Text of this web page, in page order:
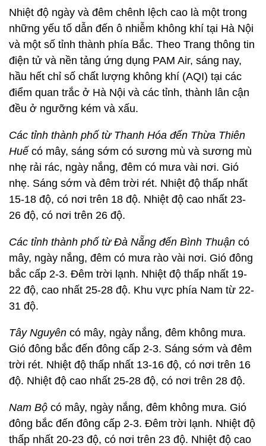
Nhiệt độ ngày và đêm chênh lệch cao là một trong
những yếu tố dẫn đến ô nhiễm không khí tại Hà Nội
và một số tỉnh thành phía Bắc. Theo Trang thông tin
điện tử và nền tảng ứng dụng PAM Air, sáng nay,
hầu hết chỉ số chất lượng không khí (AQI) tại các
điểm quan trắc ở Hà Nội và các tỉnh, thành lân cận
đều ở ngưỡng kém và xấu.
Các tỉnh thành phố từ Thanh Hóa đến Thừa Thiên
Huế có mây, sáng sớm có sương mù và sương mù
nhẹ rải rác, ngày nắng, đêm có mưa vài nơi. Gió
nhẹ. Sáng sớm và đêm trời rét. Nhiệt độ thấp nhất
15-18 độ, có nơi trên 18 độ. Nhiệt độ cao nhất 23-
26 độ, có nơi trên 26 độ.
Các tỉnh thành phố từ Đà Nẵng đến Bình Thuận có
mây, ngày nắng, đêm có mưa rào vài nơi. Gió đông
bắc cấp 2-3. Đêm trời lạnh. Nhiệt độ thấp nhất 19-
22 độ, cao nhất 25-28 độ. Khu vực phía Nam từ 22-
31 độ.
Tây Nguyên có mây, ngày nắng, đêm không mưa.
Gió đông bắc đến đông cấp 2-3. Sáng sớm và đêm
trời rét. Nhiệt độ thấp nhất 13-16 độ, có nơi trên 16
độ. Nhiệt độ cao nhất 25-28 độ, có nơi trên 28 độ.
Nam Bộ có mây, ngày nắng, đêm không mưa. Gió
đông bắc đến đông cấp 2-3. Đêm trời lạnh. Nhiệt độ
thấp nhất 20-23 độ, có nơi trên 23 độ. Nhiệt độ cao